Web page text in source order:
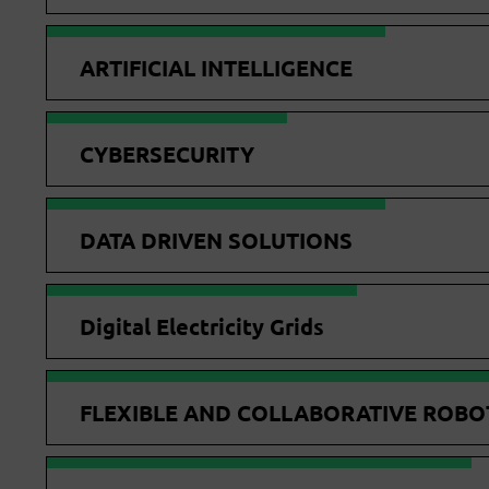
ARTIFICIAL INTELLIGENCE
CYBERSECURITY
DATA DRIVEN SOLUTIONS
Digital Electricity Grids
FLEXIBLE AND COLLABORATIVE